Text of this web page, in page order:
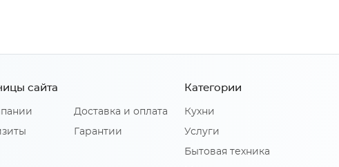
сайта
Доставка и оплата
Гарантии
Категории
Кухни
Услуги
Бытовая техника